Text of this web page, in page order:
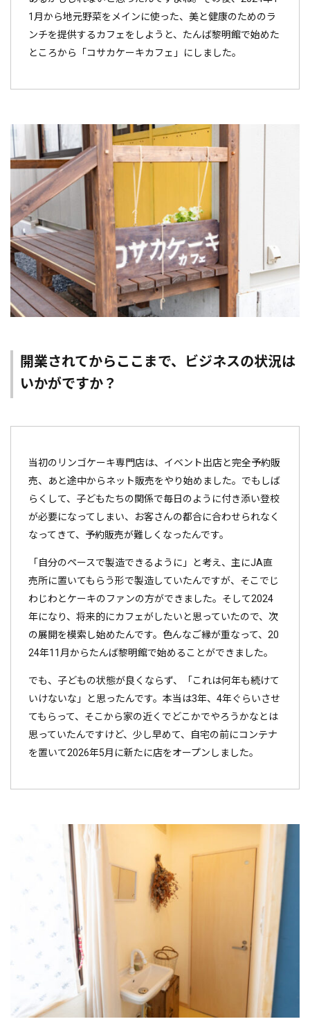
1月から地元野菜をメインに使った、美と健康のためのラ
ンチを提供するカフェをしようと、たんば黎明館で始めた
ところから「コサカケーキカフェ」にしました。
開業されてからここまで、ビジネスの状況は
いかがですか？
当初のリンゴケーキ専門店は、イベント出店と完全予約販
売、あと途中からネット販売をやり始めました。でもしば
らくして、子どもたちの関係で毎日のように付き添い登校
が必要になってしまい、お客さんの都合に合わせられなく
なってきて、予約販売が難しくなったんです。
「自分のペースで製造できるように」と考え、主にJA直
売所に置いてもらう形で製造していたんですが、そこでじ
わじわとケーキのファンの方ができました。そして2024
年になり、将来的にカフェがしたいと思っていたので、次
の展開を模索し始めたんです。色んなご縁が重なって、20
24年11月からたんば黎明館で始めることができました。
でも、子どもの状態が良くならず、「これは何年も続けて
いけないな」と思ったんです。本当は3年、4年ぐらいさせ
てもらって、そこから家の近くでどこかでやろうかなとは
思っていたんですけど、少し早めて、自宅の前にコンテナ
を置いて2026年5月に新たに店をオープンしました。